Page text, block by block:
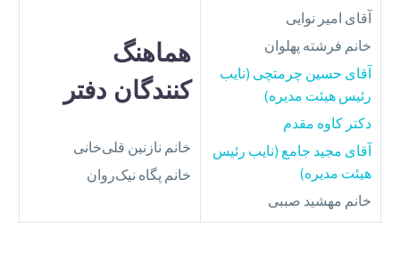
آقای امیر نوایی
خانم فرشته پهلوان
آقای حسین چرمتچی (نایب
رئیس هیئت مدیره)
دکتر کاوه مقدم
آقای مجید جامع (نایب رئیس
هیئت مدیره)
خانم مهشید صببی
هماهنگ‌
کنندگان دفتر
خانم نازنین قلی‌خانی
خانم پگاه نیک‌روان